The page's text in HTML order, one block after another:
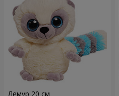
Лемур 20 см